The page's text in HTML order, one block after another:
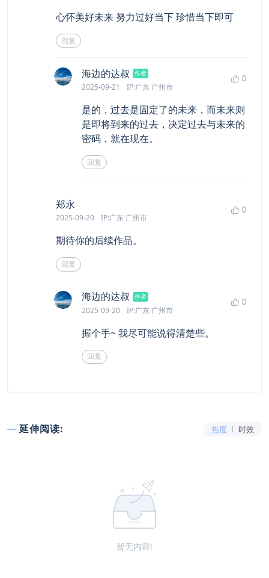
心怀美好未来 努力过好当下 珍惜当下即可
回复
0
海边的达叔says:
作者
2025-09-21 IP:广东 广州市
是的，过去是固定了的未来，而未来则
是即将到来的过去，决定过去与未来的
密码，就在现在。
回复
0
郑永
2025-09-20 IP:广东 广州市
期待你的后续作品。
回复
0
海边的达叔says:
作者
2025-09-20 IP:广东 广州市
握个手~ 我尽可能说得清楚些。
回复
延伸阅读: 热度 时效
暂无内容!